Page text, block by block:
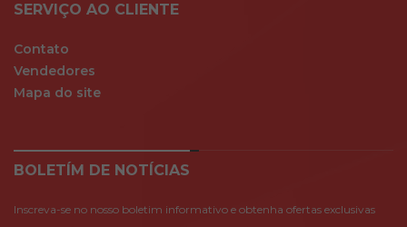
SERVIÇO AO CLIENTE
Contato
Vendedores
Mapa do site
BOLETÍM DE NOTÍCIAS
Inscreva-se no nosso boletim informativo e obtenha ofertas exclusivas